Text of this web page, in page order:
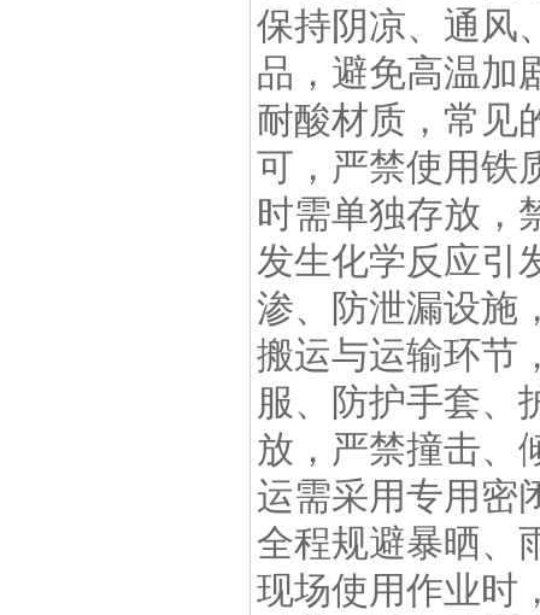
保持阴凉、通风
品，避免高温加
耐酸材质，常见
可，严禁使用铁
时需单独存放，
发生化学反应引
渗、防泄漏设施
搬运与运输环节
服、防护手套、
放，严禁撞击、
运需采用专用密
全程规避暴晒、
现场使用作业时